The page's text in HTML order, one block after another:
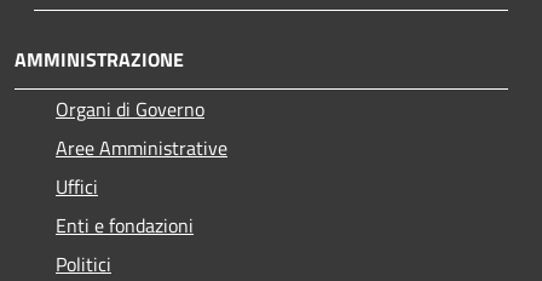
AMMINISTRAZIONE
Organi di Governo
Aree Amministrative
Uffici
Enti e fondazioni
Politici